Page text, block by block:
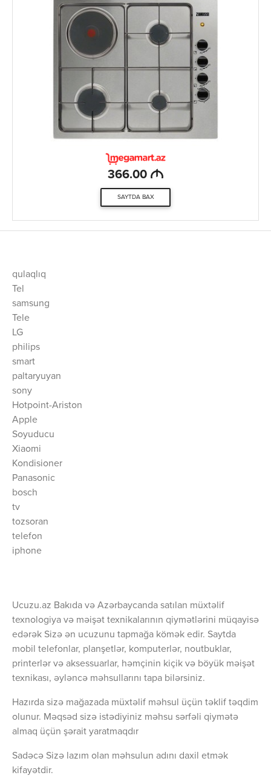
366.00 M
SAYTDA BAX
qulaqlıq
Tel
samsung
Tele
LG
philips
smart
paltaryuyan
sony
Hotpoint-Ariston
Apple
Soyuducu
Xiaomi
Kondisioner
Panasonic
bosch
tv
tozsoran
telefon
iphone
Ucuzu.az Bakıda və Azərbaycanda satılan müxtəlif
texnologiya və məişət texnikalarının qiymətlərini müqayisə
edərək Sizə ən ucuzunu tapmağa kömək edir. Saytda
mobil telefonlar, planşetlər, komputerlər, noutbuklar,
printerlər və aksessuarlar, həmçinin kiçik və böyük məişət
texnikası, əyləncə məhsullarını tapa bilərsiniz.
Hazırda sizə mağazada müxtəlif məhsul üçün təklif təqdim
olunur. Məqsəd sizə istədiyiniz məhsu sərfəli qiymətə
almaq üçün şərait yaratmaqdır
Sadəcə Sizə lazım olan məhsulun adını daxil etmək
kifayətdir.